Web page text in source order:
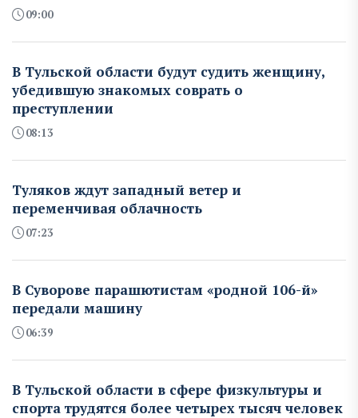
09:00
В Тульской области будут судить женщину,
убедившую знакомых соврать о
преступлении
08:13
Туляков ждут западный ветер и
переменчивая облачность
07:23
В Суворове парашютистам «родной 106-й»
передали машину
06:39
В Тульской области в сфере физкультуры и
спорта трудятся более четырех тысяч человек